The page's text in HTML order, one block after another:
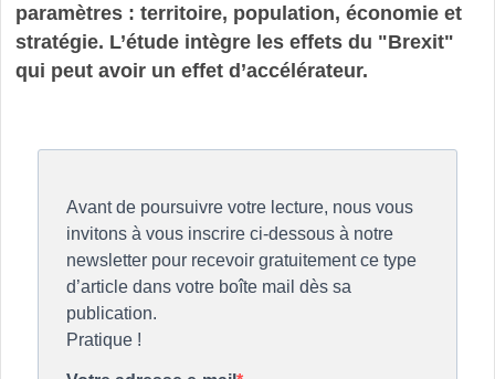
paramètres : territoire, population, économie et
stratégie. L’étude intègre les effets du "Brexit"
qui peut avoir un effet d’accélérateur.